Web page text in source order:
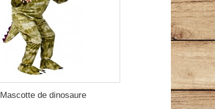
Mascotte de dinosaure